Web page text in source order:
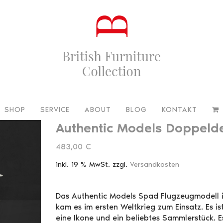
SHOP SERVICE ABOUT BLOG KONTAKT
Authentic Models
483,00 €
inkl. 19 % MwSt. zzgl. Versandkosten
Das Authentic Models Spad
kam es im ersten Weltkrieg zum Einsatz.
eine Ikone und ein beliebtes Sammlerstück.